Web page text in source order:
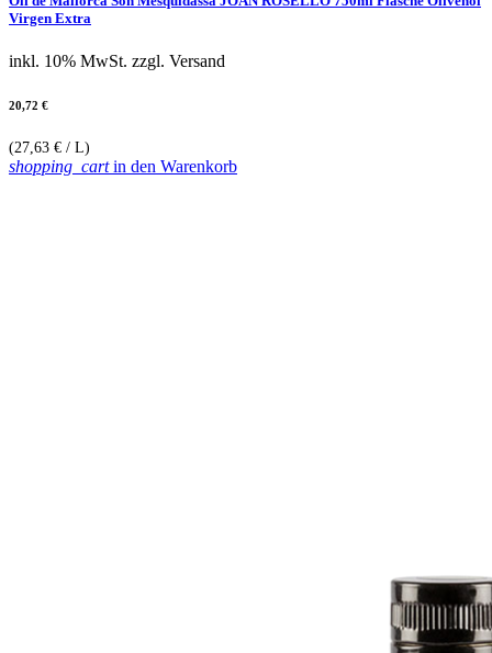
Virgen Extra
inkl. 10% MwSt. zzgl. Versand
20,72 €
(27,63 € / L)
shopping_cartin den Warenkorb